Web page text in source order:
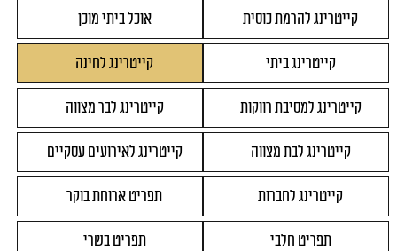
סרטונים
השקות
צור קשר
קייטרינג להרמת כוסית אוכל ביתי מוכן
קייטרינג ביתי קייטרינג לחינה
קייטרינג למסיבת רווקות קייטרינג לבר מצווה
קייטרינג לבת מצווה קייטרינג לאירועים עסקיים
קייטרינג לחברות תפריט ארוחת בוקר
תפריט חלבי תפריט בשרי